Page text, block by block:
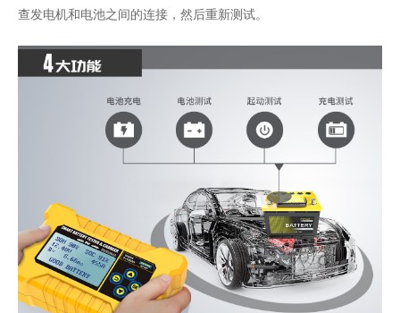
查发电机和电池之间的连接，然后重新测试。